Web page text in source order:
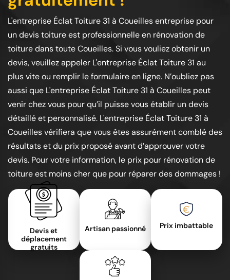
L'entreprise Éclat Toiture 31 à Coueilles entreprise pour
un devis toiture est professionnelle en rénovation de
toiture dans toute Coueilles. Si vous vouliez obtenir un
devis, veuillez appeler L'entreprise Éclat Toiture 31 au
plus vite ou remplir le formulaire en ligne. N’oubliez pas
aussi que L'entreprise Éclat Toiture 31 à Coueilles peut
venir chez vous pour qu’il puisse vous établir un devis
détaillé et personnalisé. L'entreprise Éclat Toiture 31 à
Coueilles vérifiera que vous êtes assurément comblé des
résultats et du prix proposé avant d’approuver votre
devis. Pour votre information, le prix pour rénovation de
toiture est moins cher que pour réparer des dommages !
Devis et
déplacement
gratuits
Artisan passionné Prix imbattable